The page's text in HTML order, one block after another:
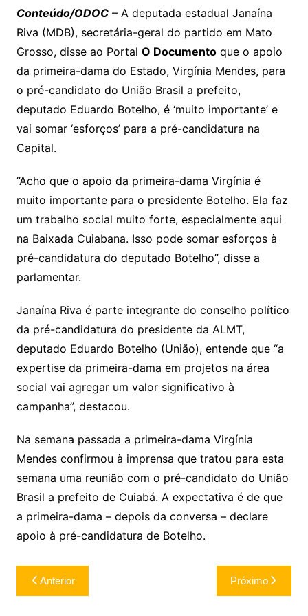
y
Li
n
k
s
A
p
p
gr
a
m
e
dI
n
l
gl
e
Cl
a
s
m
s
s
a
g
e
lo
o
k.
c
o
m
y
p
e
h
o
o
M
ai
l
e
a
d
s
ai
l
ar
e
Conteúdo/ODOC– A deputada estadual Janaína
Riva (MDB), secretária-geral do partido em Mato
Grosso, disse ao Portal O Documentoque o apoio
da primeira-dama do Estado, Virgínia Mendes, para
o pré-candidato do União Brasil a prefeito,
deputado Eduardo Botelho, é ‘muito importante’ e
vai somar ‘esforços’ para a pré-candidatura na
Capital.
“Acho que o apoio da primeira-dama Virgínia é
muito importante para o presidente Botelho. Ela faz
um trabalho social muito forte, especialmente aqui
na Baixada Cuiabana. Isso pode somar esforços à
pré-candidatura do deputado Botelho”, disse a
parlamentar.
Janaína Riva é parte integrante do conselho político
da pré-candidatura do presidente da ALMT,
deputado Eduardo Botelho (União), entende que “a
expertise da primeira-dama em projetos na área
social vai agregar um valor significativo à
campanha”, destacou.
Na semana passada a primeira-dama Virgínia
Mendes confirmou à imprensa que tratou para esta
semana uma reunião com o pré-candidato do União
Brasil a prefeito de Cuiabá. A expectativa é de que
a primeira-dama – depois da conversa – declare
apoio à pré-candidatura de Botelho.
Navegação
de
Anterior Próximo